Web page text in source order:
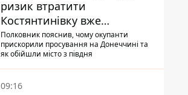
ризик втратити
Костянтинівку вже
найближчими місяцями
Полковник пояснив, чому окупанти
прискорили просування на Донеччині та
як обійшли місто з півдня
09:16